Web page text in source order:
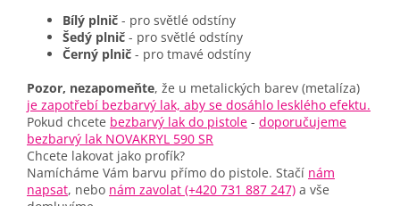
Bílý plnič - pro světlé odstíny
Šedý plnič - pro světlé odstíny
Černý plnič - pro tmavé odstíny
Pozor, nezapomeňte, že u metalických barev (metalíza)
je zapotřebí bezbarvý lak, aby se dosáhlo lesklého efektu.
Pokud chcete bezbarvý lak do pistole - doporučujeme
bezbarvý lak NOVAKRYL 590 SR
Chcete lakovat jako profík?
Namícháme Vám barvu přímo do pistole. Stačí nám
napsat, nebo nám zavolat (+420 731 887 247) a vše